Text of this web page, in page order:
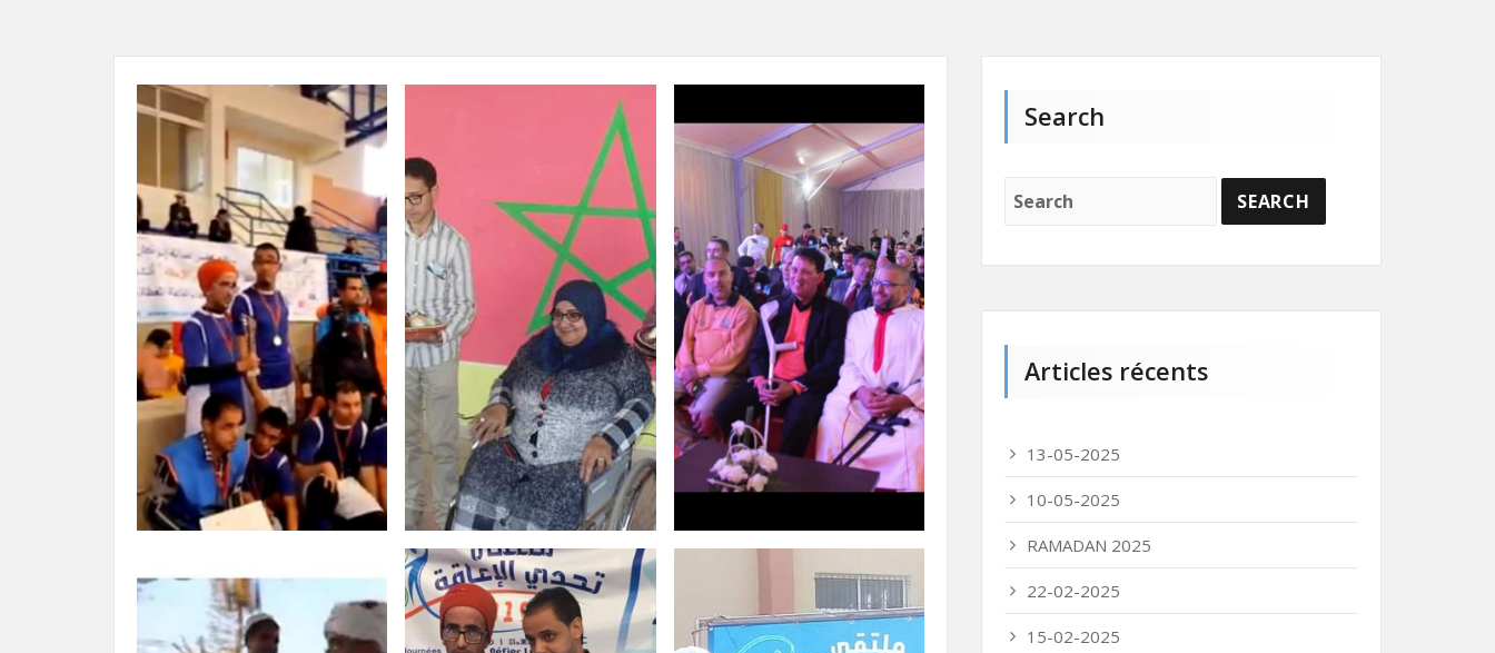
Search
Articles récents
13-05-2025
10-05-2025
RAMADAN 2025
22-02-2025
15-02-2025